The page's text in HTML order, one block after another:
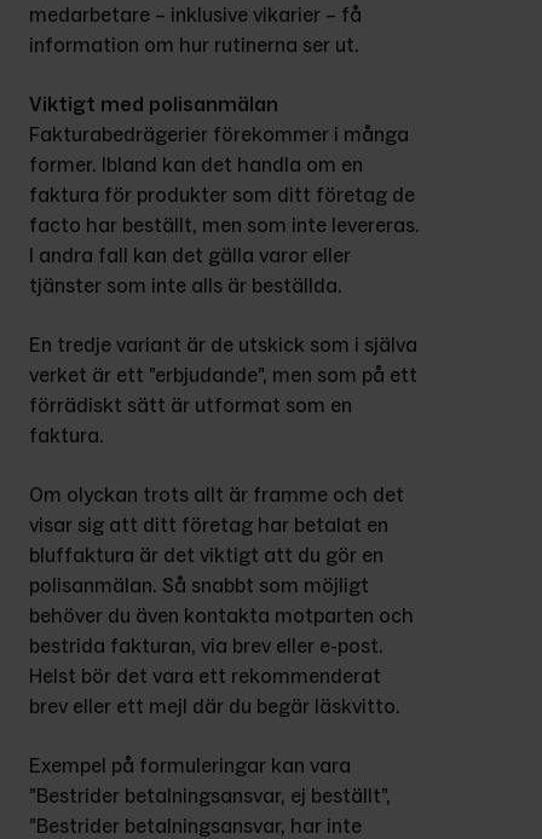
medarbetare – inklusive vikarier – få
information om hur rutinerna ser ut.
Viktigt med polisanmälan
Fakturabedrägerier förekommer i många
former. Ibland kan det handla om en
faktura för produkter som ditt företag de
facto har beställt, men som inte levereras.
I andra fall kan det gälla varor eller
tjänster som inte alls är beställda.
En tredje variant är de utskick som i själva
verket är ett ”erbjudande”, men som på ett
förrädiskt sätt är utformat som en
faktura.
Om olyckan trots allt är framme och det
visar sig att ditt företag har betalat en
bluffaktura är det viktigt att du gör en
polisanmälan. Så snabbt som möjligt
behöver du även kontakta motparten och
bestrida fakturan, via brev eller e-post.
Helst bör det vara ett rekommenderat
brev eller ett mejl där du begär läskvitto.
Exempel på formuleringar kan vara
”Bestrider betalningsansvar, ej beställt”,
”Bestrider betalningsansvar, har inte